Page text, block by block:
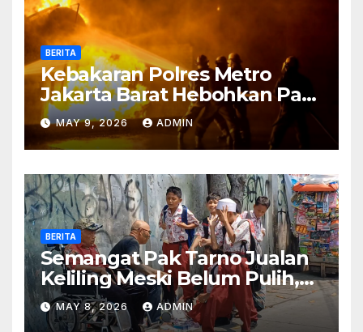
BERITA
Kebakaran Polres Metro
Jakarta Barat Hebohkan Pagi
Hari, Ini Fakta Terbarunya
MAY 9, 2026 ADMIN
BERITA
Semangat Pak Tarno Jualan
Keliling Meski Belum Pulih,
Tetap Menghibur dan Cari
Nafkah
MAY 8, 2026 ADMIN